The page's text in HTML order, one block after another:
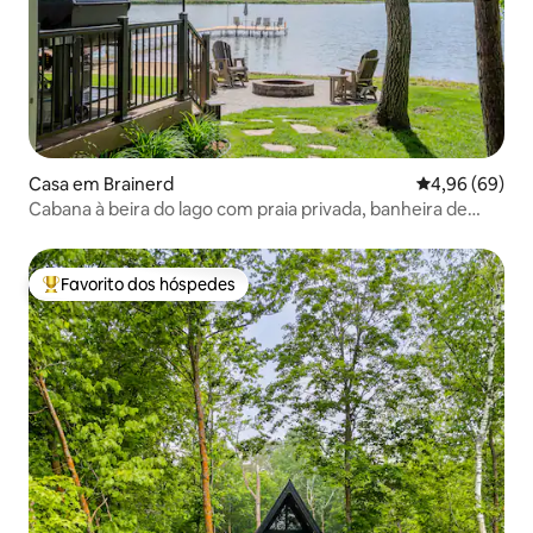
Casa em Brainerd Classificação
4,96 (69)
Cabana à beira do lago com praia privada, banheira de
Favoritos dos hóspedes mais apreciados
Favorito dos hóspedes